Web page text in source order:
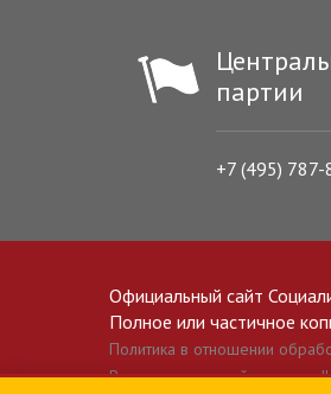
партии
+7 (495) 787-
Официальный сайт
Полное или частичное
Политика в отношении
Все материалы сайта